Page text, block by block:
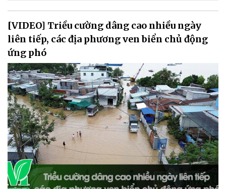
[VIDEO] Triều cường dâng cao nhiều ngày
liên tiếp, các địa phương ven biển chủ động
ứng phó